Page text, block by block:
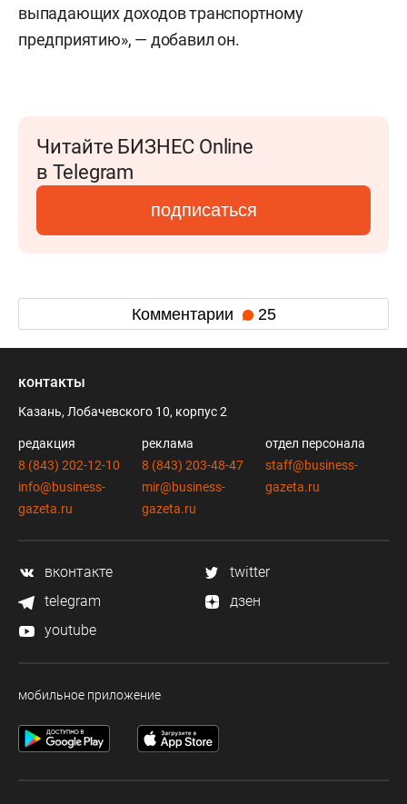
выпадающих доходов транспортному
предприятию», — добавил он.
Читайте БИЗНЕС Online
в Telegram
подписаться
Комментарии 25
контакты
Казань, Лобачевского 10, корпус 2
редакция
8 (843) 202-12-10
info@business-
gazeta.ru
реклама
8 (843) 203-48-47
mir@business-
gazeta.ru
отдел персонала
staff@business-
gazeta.ru
вконтакте
twitter
telegram
дзен
youtube
мобильное приложение